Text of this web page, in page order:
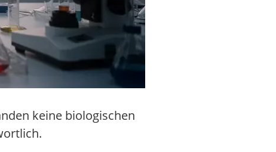
keine biologischen